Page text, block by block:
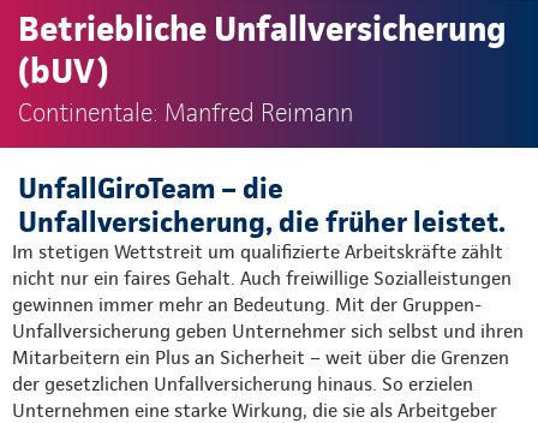
Betriebliche Unfallversicherung
(bUV)
Continentale: Manfred Reimann
UnfallGiroTeam – die
Unfallversicherung, die früher leistet.
Im stetigen Wettstreit um qualifizierte Arbeitskräfte zählt
nicht nur ein faires Gehalt. Auch freiwillige Sozialleistungen
gewinnen immer mehr an Bedeutung. Mit der Gruppen-
Unfallversicherung geben Unternehmer sich selbst und ihren
Mitarbeitern ein Plus an Sicherheit – weit über die Grenzen
der gesetzlichen Unfallversicherung hinaus. So erzielen
Unternehmen eine starke Wirkung, die sie als Arbeitgeber